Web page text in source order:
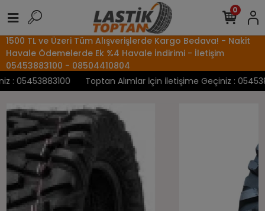
1500 TL ve Üzeri Tüm Alışverişlerde Kargo Bedava! - Nakit
Havale Ödemelerde Ek %4 Havale İndirimi - İletişim
05453883100 - 08504410804
05453883100
Toptan Alımlar İçin İletişime Geçiniz :
0